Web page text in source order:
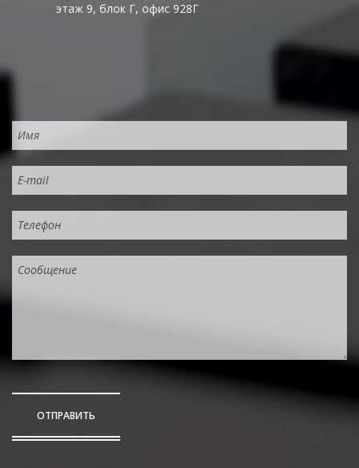
этаж 9, блок Г, офис 928Г
ОТПРАВИТЬ